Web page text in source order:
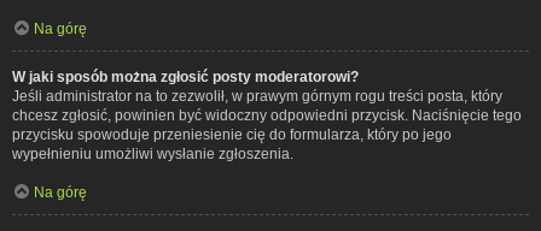
Na górę
W jaki sposób można zgłosić posty moderatorowi?
Jeśli administrator na to zezwolił, w prawym górnym rogu treści posta, który
chcesz zgłosić, powinien być widoczny odpowiedni przycisk. Naciśnięcie tego
przycisku spowoduje przeniesienie cię do formularza, który po jego
wypełnieniu umożliwi wysłanie zgłoszenia.
Na górę